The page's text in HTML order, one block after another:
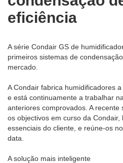
eficiência
A série Condair GS de
primeiros sistemas de
mercado.
A Condair fabrica humidificadores
e está continuamente a trabalhar
anteriores comprovados. A
os objectivos em curso da
essenciais do cliente, e reúne-os
data.
A solução mais inteligente